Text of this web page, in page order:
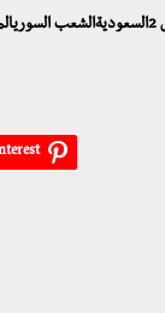
إدلباجتماعالأمم المتحدةالجبهة الوطنية للتحريرالحل